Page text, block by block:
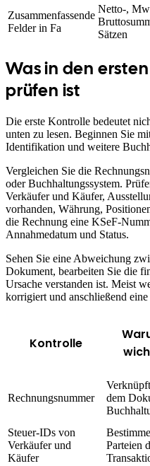
Zusammenfassende
Felder in Fa
Netto-,
Sätzen
Was in den
prüfen ist
Die erste Kontrolle bedeutet
unten zu lesen. Beginnen Sie
Identifikation und weitere
Vergleichen Sie die
oder Buchhaltungssystem.
Verkäufer und Käufer,
vorhanden, Währung,
die Rechnung eine KSeF-
Annahmedatum und Status.
Sehen Sie eine Abweichung
Dokument, bearbeiten Sie die
Ursache verstanden ist. Meist
korrigiert und anschließend
Kontrolle
Rechnungsnummer
dem
Steuer-IDs von
Verkäufer und
Käufer
Parteien